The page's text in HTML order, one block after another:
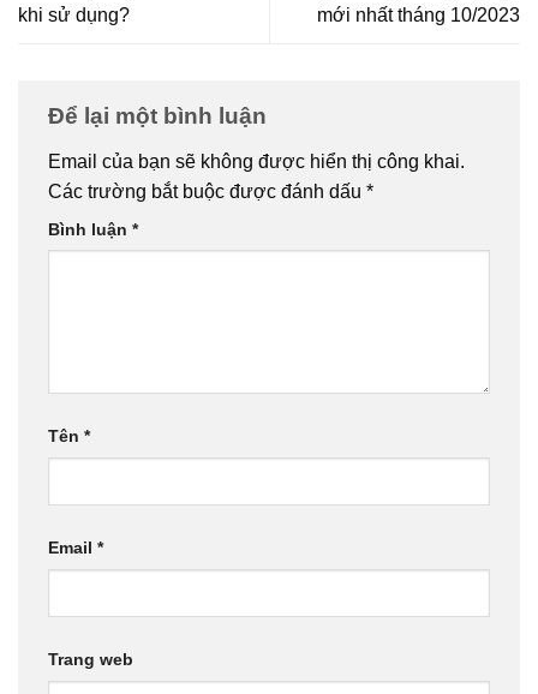
khi sử dụng?
mới nhất tháng 10/2023
Để lại một bình luận
Email của bạn sẽ không được hiển thị công khai.
Các trường bắt buộc được đánh dấu *
Bình luận *
Tên *
Email *
Trang web